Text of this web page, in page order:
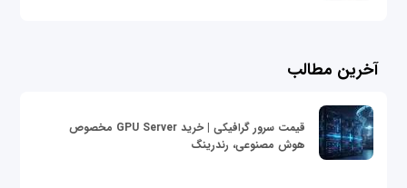
آخرین مطالب
قیمت سرور گرافیکی | خرید GPU Server مخصوص
هوش مصنوعی، رندرینگ